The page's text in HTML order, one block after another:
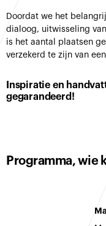
Doordat we het
dialoog, uitwisseling
is het aantal plaatsen
verzekerd te zijn van
Inspiratie en
gegarandeerd!
Programma, wie